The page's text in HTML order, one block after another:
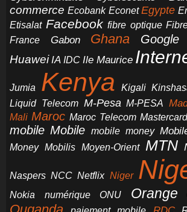
commerce Ecobank Econet Egypte
Etisalat Facebook fibre optique
France
Gabon Ghana Google
Huawei IA IDC Ile Maurice
Jumia Kenya Kigali
Liquid Telecom M-Pesa M-PESA
Mali Maroc Maroc Telecom
mobile Mobile mobile money
Money Mobilis Moyen-Orient MTN
Naspers NCC Netflix Niger
Nokia
numérique ONU Orange